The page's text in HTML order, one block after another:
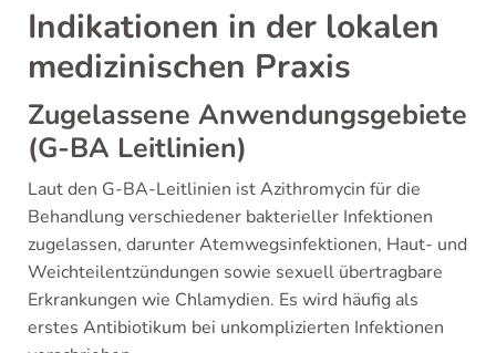
Indikationen in der lokalen
medizinischen Praxis
Zugelassene Anwendungsgebiete
(G-BA Leitlinien)
Laut den G-BA-Leitlinien ist Azithromycin für die
Behandlung verschiedener bakterieller Infektionen
zugelassen, darunter Atemwegsinfektionen, Haut- und
Weichteilentzündungen sowie sexuell übertragbare
Erkrankungen wie Chlamydien. Es wird häufig als
erstes Antibiotikum bei unkomplizierten Infektionen